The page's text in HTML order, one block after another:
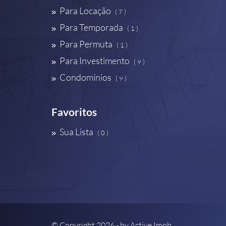
Para Locação ( 7 )
Para Temporada ( 1 )
Para Permuta ( 1 )
Para Investimento ( 9 )
Condomínios ( 9 )
Favoritos
Sua Lista ( 0 )